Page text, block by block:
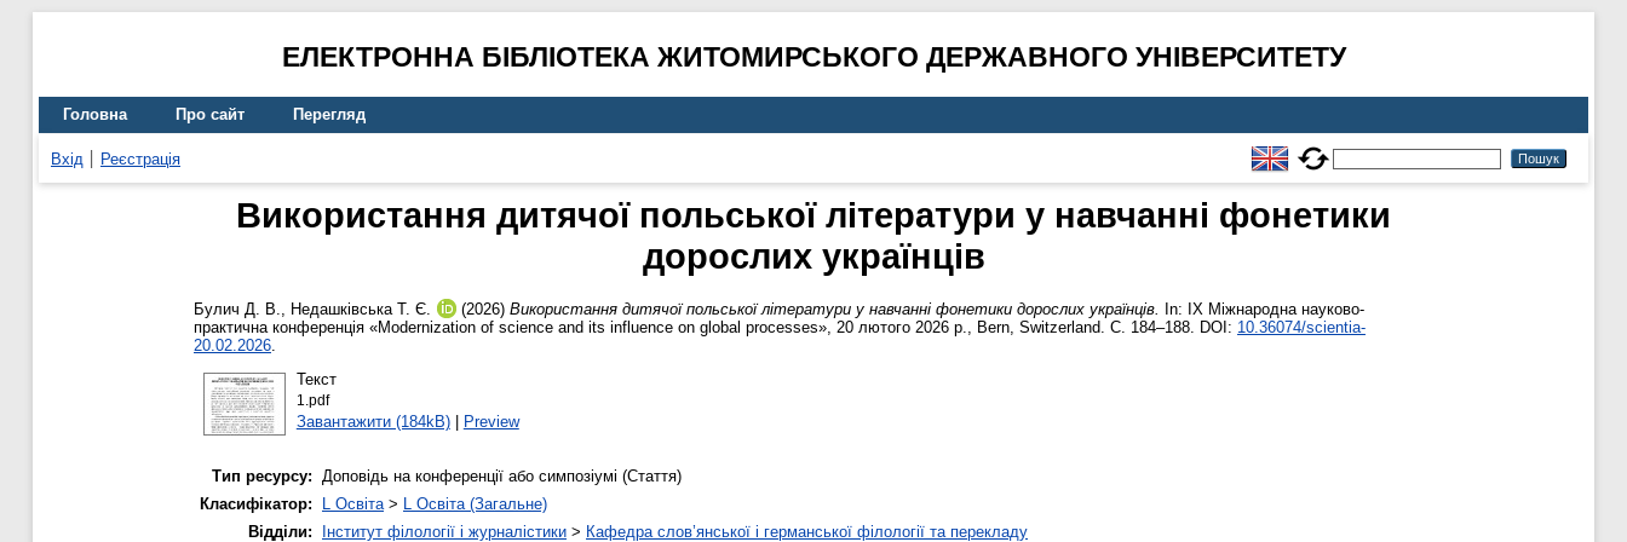
ЕЛЕКТРОННА БІБЛІОТЕКА ЖИТОМИРСЬКОГО ДЕРЖАВНОГО УНІВЕРСИТЕТУ
Головна Про сайт Перегляд
Вхід Реєстрація
Використання дитячої польської літератури у навчанні фонетики
дорослих українців
Булич Д. В., Недашківська Т. Є. (2026) Використання дитячої польської літератури у навчанні фонетики дорослих українців.
In: IX Міжнародна науково-
практична конференція «Modernization of science and its influence on global processes», 20 лютого 2026 р., Bern, Switzerland. С. 184–188. DOI: 10.36074/scientia-
20.02.2026.
Текст
1.pdf
Завантажити (184kB)| Preview
Тип ресурсу: Доповідь на конференції або симпозіумі (Стаття)
Класифікатор:
L Освіта> L Освіта (Загальне)
Відділи:
Інститут філології і журналістики > Кафедра слов’янської і германської філології та перекладу